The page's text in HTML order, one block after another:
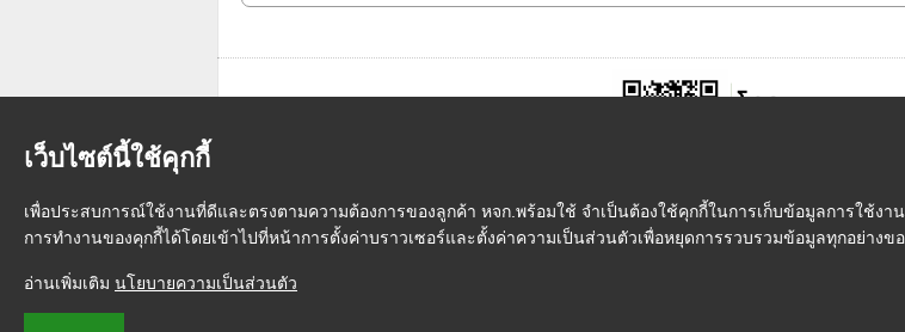
เว็บไซต์นี้ใช้คุกกี้
เพื่อประสบการณ์ใช้งานที่ดีและตรงตามความต้องการของลูกค้า หจก.พร้อมใช้ จำเป็นต้องใช้คุกกี้ในการเก็บข้อมูลการใช้
การทำงานของคุกกี้ได้โดยเข้าไปที่หน้าการตั้งค่าบราวเซอร์และตั้งค่าความเป็นส่วนตัวเพื่อหยุดการรวบรวมข้อมูลทุกอย่างข
อ่านเพิ่มเติม นโยบายความเป็นส่วนตัว